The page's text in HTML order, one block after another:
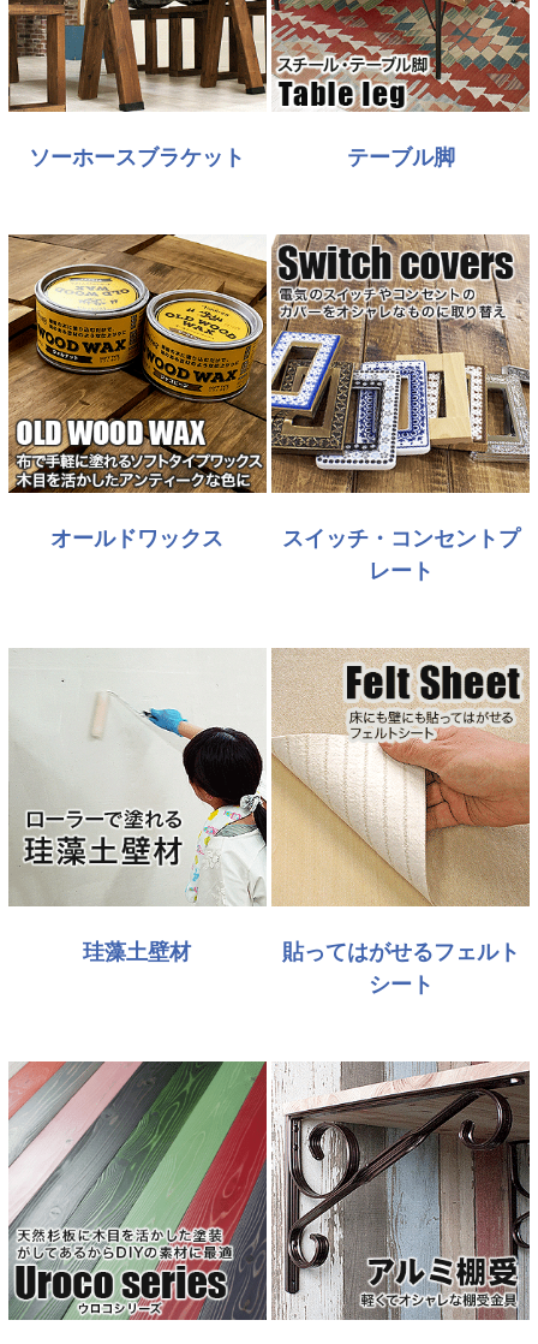
ソーホースブラケット テーブル脚
オールドワックス
スイッチ・コンセントプ
レート
珪藻土壁材
貼ってはがせるフェルト
シート